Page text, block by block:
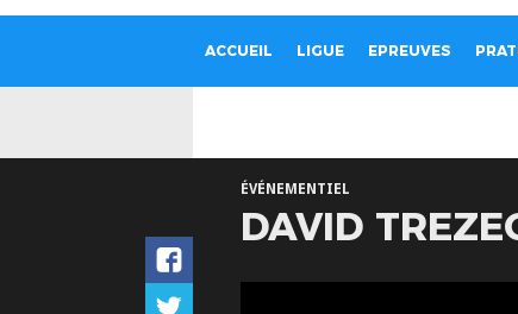
ACCUEIL LIGUE EPREUVES
ÉVÉNEMENTIEL
DAVID